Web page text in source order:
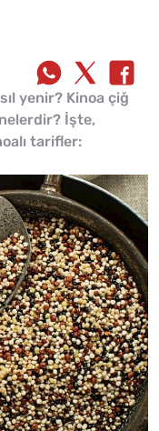
yenir? Kinoa çiğ
İşte,
tarifler: